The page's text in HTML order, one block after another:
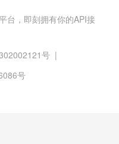
台，即刻拥有你的API接
号 |
号